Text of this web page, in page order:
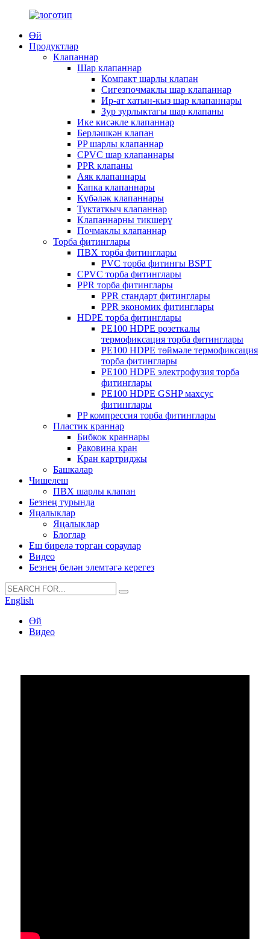
Өй
Продуктлар
Клапаннар
Шар клапаннар
Компакт шарлы клапан
Сигезпочмаклы шар клапаннар
Ир-ат хатын-кыз шар клапаннары
Зур зурлыктагы шар клапаны
Ике кисәкле клапаннар
Берләшкән клапан
PP шарлы клапаннар
CPVC шар клапаннары
PPR клапаны
Аяк клапаннары
Капка клапаннары
Күбәләк клапаннары
Туктаткыч клапаннар
Клапаннарны тикшерү
Почмаклы клапаннар
Торба фитинглары
ПВХ торба фитинглары
PVC торба фитингы BSPT
CPVC торба фитинглары
PPR торба фитинглары
PPR стандарт фитинглары
PPR экономик фитинглары
HDPE торба фитинглары
PE100 HDPE розеткалы
термофиксация торба фитинглары
PE100 HDPE төймәле термофиксация
торба фитинглары
PE100 HDPE электрофузия торба
фитинглары
PE100 HDPE GSHP махсус
фитинглары
PP компрессия торба фитинглары
Пластик краннар
Бибкок краннары
Раковина кран
Кран картриджы
Башкалар
Чишелеш
ПВХ шарлы клапан
Безнең турында
Яңалыклар
Яңалыклар
Блоглар
Еш бирелә торган сораулар
Видео
Безнең белән элемтәгә керегез
English
Өй
Видео